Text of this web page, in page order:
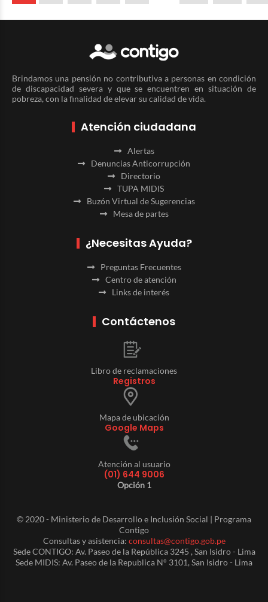
Brindamos una pensión no contributiva a personas en condición
de discapacidad severa y que se encuentren en situación de
pobreza, con la finalidad de elevar su calidad de vida.
Atención ciudadana
Alertas
Denuncias Anticorrupción
Directorio
TUPA MIDIS
Buzón Virtual de Sugerencias
Mesa de partes
¿Necesitas Ayuda?
Preguntas Frecuentes
Centro de atención
Links de interés
Contáctenos
Libro de reclamaciones
Registros
Mapa de ubicación
Google Maps
Atención al usuario
(01) 644 9006
Opción 1
© 2020 - Ministerio de Desarrollo e Inclusión Social | Programa
Contigo
Consultas y asistencia: consultas@contigo.gob.pe
Sede CONTIGO: Av. Paseo de la República 3245 , San Isidro - Lima
Sede MIDIS: Av. Paseo de la Republica N° 3101, San Isidro - Lima